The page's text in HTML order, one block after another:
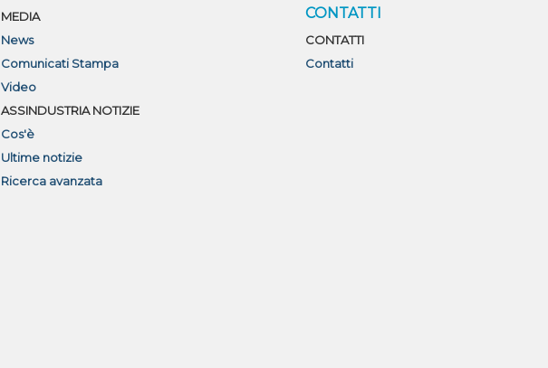
MEDIA
News
Comunicati Stampa
Video
ASSINDUSTRIA NOTIZIE
Cos'è
Ultime notizie
Ricerca avanzata
CONTATTI
CONTATTI
Contatti